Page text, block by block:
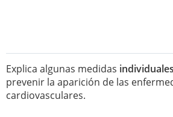
Explica algunas medidas individuales
prevenir la aparición de las
cardiovasculares.